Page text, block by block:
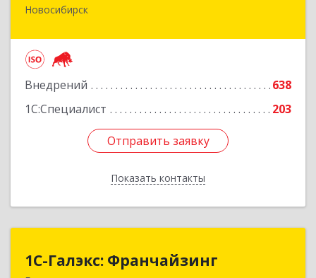
Новосибирск
Внедрений
638
1С:Специалист
203
Отправить заявку
Показать контакты
630099, Новосибирская обл, Новосибирск г,
Отправить заявку
Назад
1С-Галэкс: Франчайзинг
1С-Галэкс: Франчайзинг